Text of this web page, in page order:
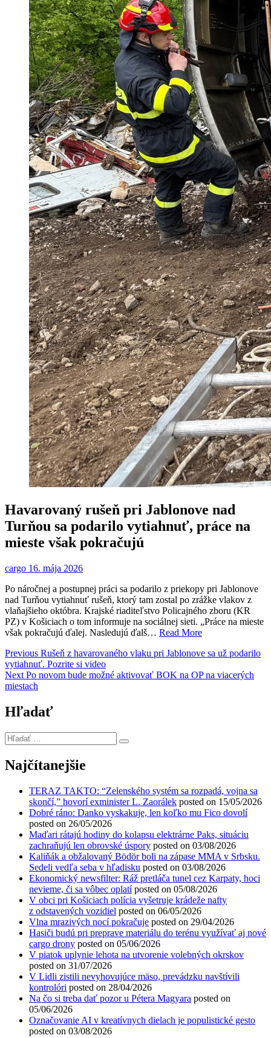
Havarovaný rušeň pri Jablonove nad
Turňou sa podarilo vytiahnuť, práce na
mieste však pokračujú
cargo 16. mája 2026
Po náročnej a postupnej práci sa podarilo z priekopy pri Jablonove
nad Turňou vytiahnuť rušeň, ktorý tam zostal po zrážke vlakov z
vlaňajšieho októbra. Krajské riaditeľstvo Policajného zboru (KR
PZ) v Košiciach o tom informuje na sociálnej sieti. „Práce na mieste
však pokračujú ďalej. Nasledujú ďalš… Read More
Navigácia
v
článku
Previous Previous
post:
Rušeň z havarovaného vlaku pri Jablonove sa už podarilo
vytiahnuť. Pozrite si video
Next Next
post:
Po novom bude možné aktivovať BOK na OP na viacerých
miestach
Hľadať
Hľadať
…
Najčítanejšie
TERAZ TAKTO: “Zelenského systém sa rozpadá, vojna sa
skončí,” hovorí exminister L. Zaorálek posted on 15/05/2026
Dobré ráno: Danko vyskakuje, len koľko mu Fico dovolí
posted on 26/05/2026
Maďari rátajú hodiny do kolapsu elektrárne Paks, situáciu
zachraňujú len obrovské úspory posted on 03/08/2026
Kaliňák a obžalovaný Bödör boli na zápase MMA v Srbsku.
Sedeli vedľa seba v hľadisku posted on 03/08/2026
Ekonomický newsfilter: Ráž pretláča tunel cez Karpaty, hoci
nevieme, či sa vôbec oplatí posted on 05/08/2026
V obci pri Košiciach polícia vyšetruje krádeže nafty
z odstavených vozidiel posted on 06/05/2026
Vlna mrazivých nocí pokračuje posted on 29/04/2026
Hasiči budú pri preprave materiálu do terénu využívať aj nové
cargo drony posted on 05/06/2026
V piatok uplynie lehota na utvorenie volebných okrskov
posted on 31/07/2026
V Lidli zistili nevyhovujúce mäso, prevádzku navštívili
kontrolóri posted on 28/04/2026
Na čo si treba dať pozor u Pétera Magyara posted on
05/06/2026
Označovanie AI v kreatívnych dielach je populistické gesto
posted on 03/08/2026